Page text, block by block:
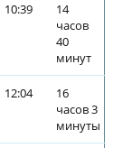
10:39
14
часов
40
минут
12:04
16
часов 3
минуты